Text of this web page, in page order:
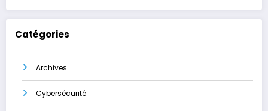
Catégories
Archives
Cybersécurité